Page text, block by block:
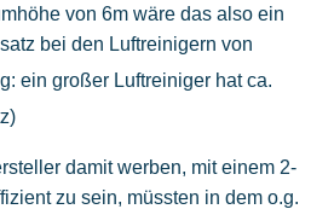
von 6m wäre das also ein
bei den Luftreinigern von
ein großer Luftreiniger hat ca.
damit werben, mit einem 2-
zu sein, müssten in dem o.g.